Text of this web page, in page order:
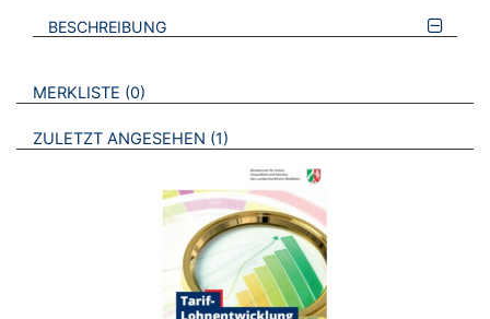
BESCHREIBUNG
VERWEISE AUF VERMERKTE- ODER ZULETZT ANGESEHENE
MERKLISTE 0 BROSCHÜREN
ZULETZT ANGESEHEN 1 BROSCHÜREN